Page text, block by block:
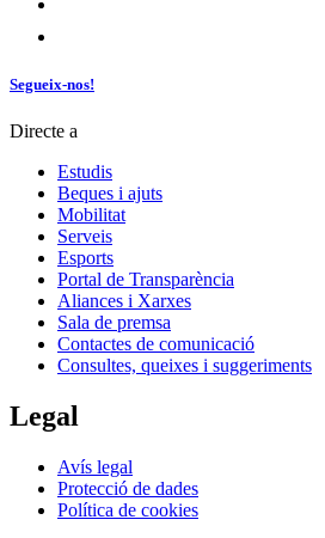
Segueix-nos!
Directe a
Estudis
Beques i ajuts
Mobilitat
Serveis
Esports
Portal de Transparència
Aliances i Xarxes
Sala de premsa
Contactes de comunicació
Consultes, queixes i suggeriments
Legal
Avís legal
Protecció de dades
Política de cookies